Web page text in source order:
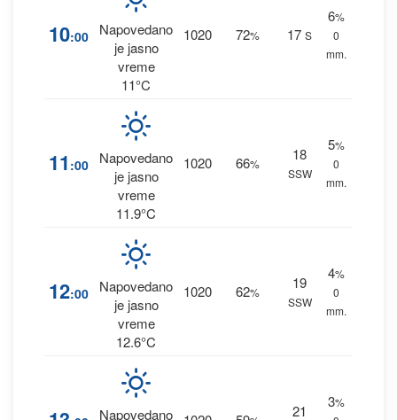
10:00
Napovedano
je jasno
vreme
11°C
1020 72% 17 S
6%
0
mm.
11 :00
Napovedano
je jasno
vreme
11.9°C
1020 66%
18
SSW
5%
0
mm.
12:00
Napovedano
je jasno
vreme
12.6°C
1020 62%
19
SSW
4%
0
mm.
Napovedano
21
3%